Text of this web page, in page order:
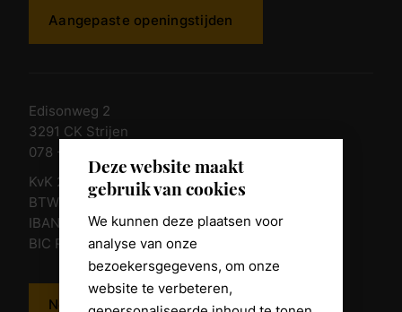
Deze website maakt
gebruik van cookies
We kunnen deze plaatsen voor
analyse van onze
bezoekersgegevens, om onze
website te verbeteren,
Aangepaste openingstijden
Edisonweg 2
3291 CK Strijen
078 - 674 84 85
KvK 23011135
BTW nr. NL 805098938.B.01
IBAN NL10 RABO 0361 8039 58
BIC RABONL2U
Neem contact op